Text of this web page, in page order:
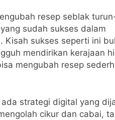
resep seblak
sudah sukses dalam
Kisah sukses seperti ini
mendirikan kerajaan
mengubah resep
strategi digital yang
cikur dan cabai,